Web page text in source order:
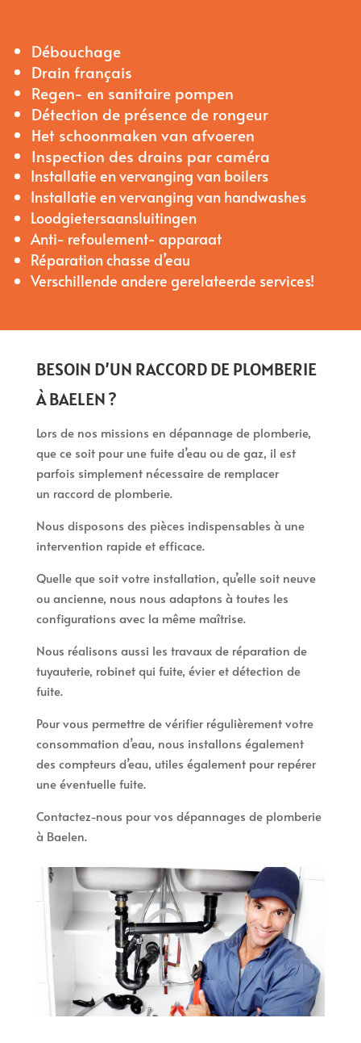
Débouchage
Drain français
Regen- en sanitaire pompen
Détection de présence de rongeur
Het schoonmaken van afvoeren
Inspection des drains par caméra
Installatie en vervanging van boilers
Installatie en vervanging van handwashes
Loodgietersaansluitingen
Anti- refoulement- apparaat
Réparation chasse d’eau
Verschillende andere gerelateerde services!
BESOIN D’UN RACCORD DE PLOMBERIE
À BAELEN ?
Lors de nos missions en dépannage de plomberie,
que ce soit pour une fuite d’eau ou de gaz, il est
parfois simplement nécessaire de remplacer
un raccord de plomberie.
Nous disposons des pièces indispensables à une
intervention rapide et efficace.
Quelle que soit votre installation, qu’elle soit neuve
ou ancienne, nous nous adaptons à toutes les
configurations avec la même maîtrise.
Nous réalisons aussi les travaux de réparation de
tuyauterie, robinet qui fuite, évier et détection de
fuite.
Pour vous permettre de vérifier régulièrement votre
consommation d’eau, nous installons également
des compteurs d’eau, utiles également pour repérer
une éventuelle fuite.
Contactez-nous pour vos dépannages de plomberie
à Baelen.